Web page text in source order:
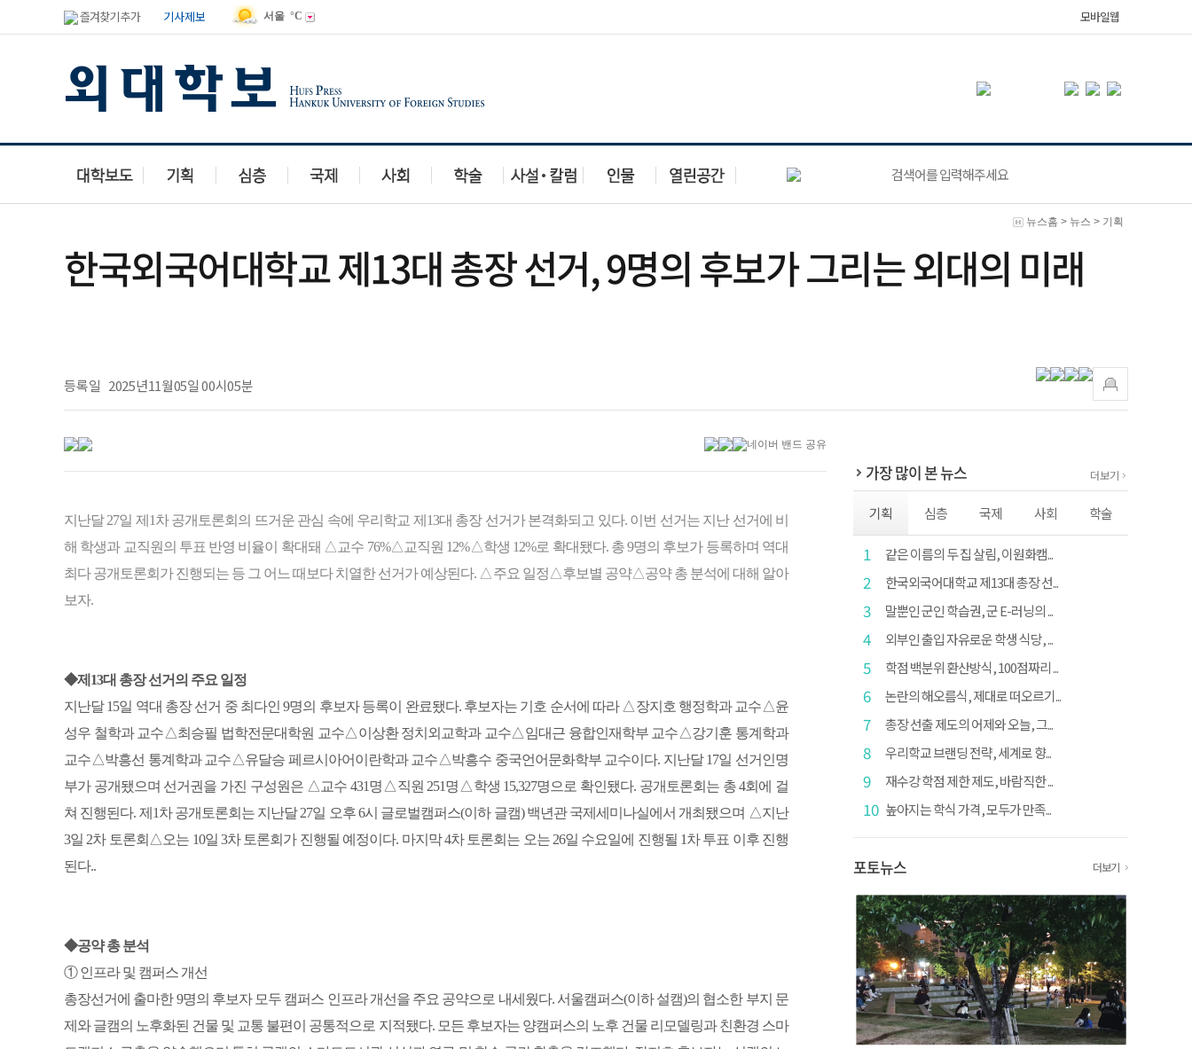
즐겨찾기 추가 기사제보 서울 °C 모바일웹
뉴스홈 > 뉴스 > 기획
한국외국어대학교 제13대 총장 선거, 9명의 후보가 그리는 외대의 미래
등록일 2025년11월05일 00시05분
지난달 27일 제1차 공개토론회의 뜨거운 관심 속에 우리학교 제13대 총장 선거가 본격화되고 있다. 이번 선거는 지난 선거에 비
해 학생과 교직원의 투표 반영 비율이 확대돼 △교수 76%△교직원 12%△학생 12%로 확대됐다. 총 9명의 후보가 등록하며 역대
최다 공개토론회가 진행되는 등 그 어느 때보다 치열한 선거가 예상된다. △주요 일정△후보별 공약△공약 총 분석에 대해 알아
보자.
◆제13대 총장 선거의 주요 일정
지난달 15일 역대 총장 선거 중 최다인 9명의 후보자 등록이 완료됐다. 후보자는 기호 순서에 따라 △장지호 행정학과 교수△윤
성우 철학과 교수△최승필 법학전문대학원 교수△이상환 정치외교학과 교수△임대근 융합인재학부 교수△강기훈 통계학과
교수△박흥선 통계학과 교수△유달승 페르시아어이란학과 교수△박흥수 중국언어문화학부 교수이다. 지난달 17일 선거인명
부가 공개됐으며 선거권을 가진 구성원은 △교수 431명△직원 251명△학생 15,327명으로 확인됐다. 공개토론회는 총 4회에 걸
쳐 진행된다. 제1차 공개토론회는 지난달 27일 오후 6시 글로벌캠퍼스(이하 글캠) 백년관 국제세미나실에서 개최됐으며 △지난
3일 2차 토론회△오는 10일 3차 토론회가 진행될 예정이다. 마지막 4차 토론회는 오는 26일 수요일에 진행될 1차 투표 이후 진행
된다..
◆공약 총 분석
① 인프라 및 캠퍼스 개선
총장선거에 출마한 9명의 후보자 모두 캠퍼스 인프라 개선을 주요 공약으로 내세웠다. 서울캠퍼스(이하 설캠)의 협소한 부지 문
제와 글캠의 노후화된 건물 및 교통 불편이 공통적으로 지적됐다. 모든 후보자는 양캠퍼스의 노후 건물 리모델링과 친환경 스마
가장 많이 본 뉴스
기획 심층 국제 사회 학술
더보기
1 같은 이름의 두 집 살림, 이원화캠...
2 한국외국어대학교 제13대 총장 선...
3 말뿐인 군인 학습권, 군 E-러닝의 ...
4 외부인 출입 자유로운 학생 식당, ...
5 학점 백분위 환산방식, 100점짜리 ...
6 논란의 해오름식, 제대로 떠오르기...
7 총장 선출 제도의 어제와 오늘, 그...
8 우리학교 브랜딩 전략, 세계로 향...
9 재수강 학점 제한 제도, 바람직한 ...
10 높아지는 학식 가격, 모두가 만족...
포토뉴스 더보기